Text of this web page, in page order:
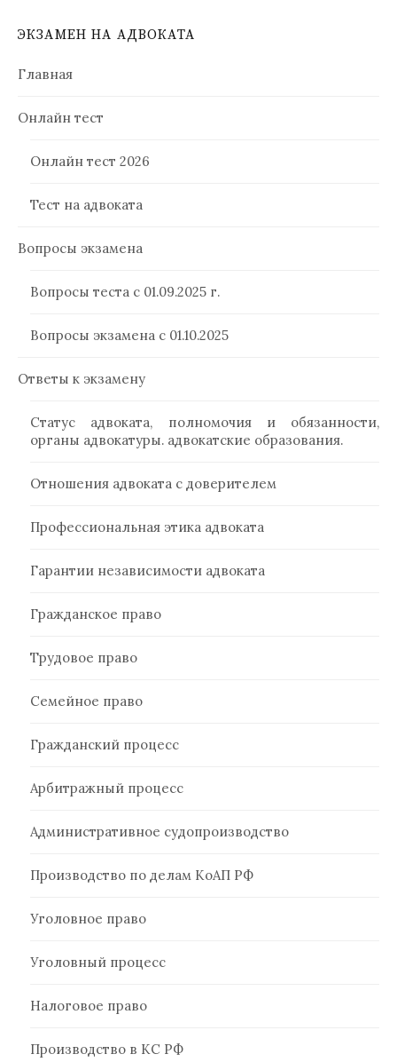
ЭКЗАМЕН НА АДВОКАТА
Главная
Онлайн тест
Онлайн тест 2026
Тест на адвоката
Вопросы экзамена
Вопросы теста с 01.09.2025 г.
Вопросы экзамена с 01.10.2025
Ответы к экзамену
Статус адвоката, полномочия и обязанности,
органы адвокатуры. адвокатские образования.
Отношения адвоката с доверителем
Профессиональная этика адвоката
Гарантии независимости адвоката
Гражданское право
Трудовое право
Семейное право
Гражданский процесс
Арбитражный процесс
Административное судопроизводство
Производство по делам КоАП РФ
Уголовное право
Уголовный процесс
Налоговое право
Производство в КС РФ